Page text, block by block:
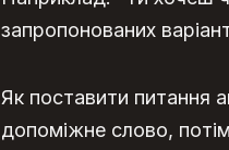
запропонованих
Як поставити питання
допоміжне слово,